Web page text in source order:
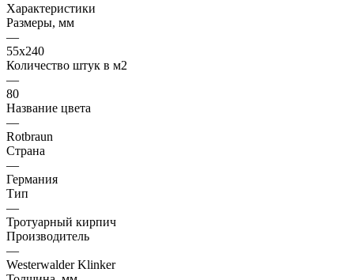
Характеристики
Размеры, мм
—
55x240
Количество штук в м2
—
80
Название цвета
—
Rotbraun
Страна
—
Германия
Тип
—
Тротуарный кирпич
Производитель
—
Westerwalder Klinker